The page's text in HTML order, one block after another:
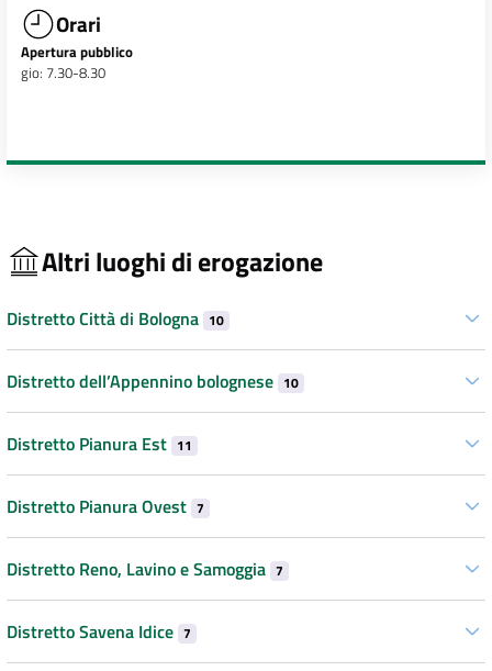
Orari
Apertura pubblico
gio: 7.30-8.30
Altri luoghi di erogazione
Distretto Città di Bologna 10
Distretto dell’Appennino bolognese 10
Distretto Pianura Est 11
Distretto Pianura Ovest 7
Distretto Reno, Lavino e Samoggia 7
Distretto Savena Idice 7